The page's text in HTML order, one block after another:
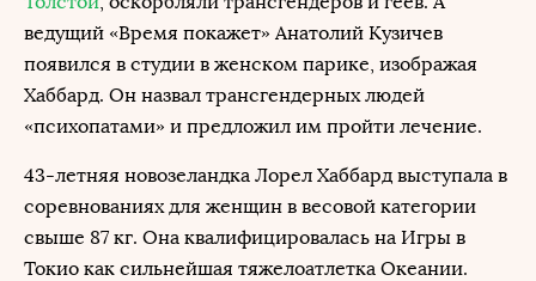
ведущий «Время покажет» Анатолий Кузичев
появился в студии в женском парике, изображая
Хаббард. Он назвал трансгендерных людей
«психопатами» и предложил им пройти лечение.
43-летняя новозеландка Лорел Хаббард выступала в
соревнованиях для женщин в весовой категории
свыше 87 кг. Она квалифицировалась на Игры в
Токио как сильнейшая тяжелоатлетка Океании.